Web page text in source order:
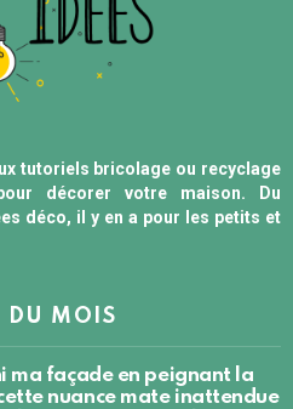
tutoriels bricolage ou recyclage
décorer votre maison. Du
déco, il y en a pour les petits et
DU MOIS
ma façade en peignant la
nuance mate inattendue